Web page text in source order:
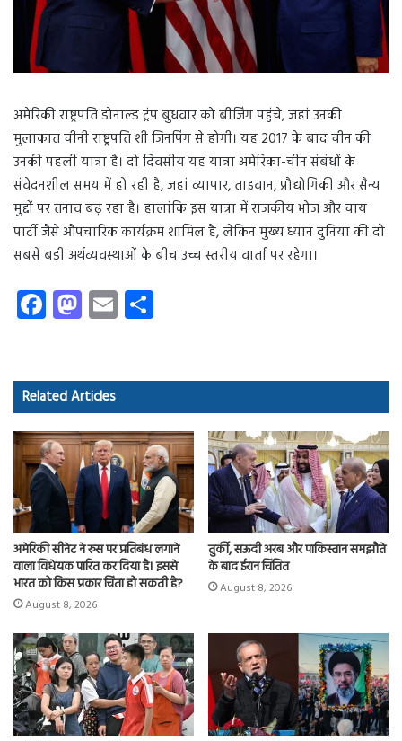
अमेरिकी राष्ट्रपति डोनाल्ड ट्रंप बुधवार को बीजिंग पहुंचे, जहां उनकी
मुलाकात चीनी राष्ट्रपति शी जिनपिंग से होगी। यह 2017 के बाद चीन की
उनकी पहली यात्रा है। दो दिवसीय यह यात्रा अमेरिका-चीन संबंधों के
संवेदनशील समय में हो रही है, जहां व्यापार, ताइवान, प्रौद्योगिकी और सैन्य
मुद्दों पर तनाव बढ़ रहा है। हालांकि इस यात्रा में राजकीय भोज और चाय
पार्टी जैसे औपचारिक कार्यक्रम शामिल हैं, लेकिन मुख्य ध्यान दुनिया की दो
सबसे बड़ी अर्थव्यवस्थाओं के बीच उच्च स्तरीय वार्ता पर रहेगा।
Fa
ce
o
ok
M
as
d
o
n
E
m
Related Articles
अमेरिकी सीनेट ने रूस पर प्रतिबंध लगाने
वाला विधेयक पारित कर दिया है। इससे
भारत को किस प्रकार चिंता हो सकती है?
August 8, 2026
तुर्की, सऊदी अरब और पाकिस्तान समझौते
के बाद ईरान चिंतित
August 8, 2026